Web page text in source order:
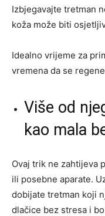
Izbjegavajte tretman
koža može biti
Idealno vrijeme za
vremena da se
Više od
kao mala
Ovaj trik ne zahtijeva
ili posebne aparate.
dobijate tretman koji
dlačice bez stresa i